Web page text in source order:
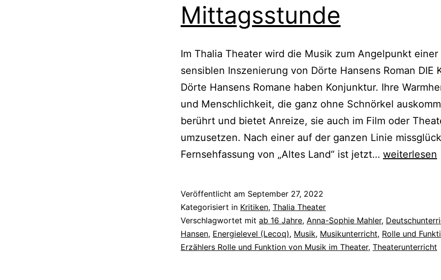
Mittagsstunde
Im Thalia Theater wird die Musik zum Angelpunkt einer
sensiblen Inszenierung von Dörte Hansens Roman DIE
Dörte Hansens Romane haben Konjunktur. Ihre
und Menschlichkeit, die ganz ohne Schnörkel
berührt und bietet Anreize, sie auch im Film oder
umzusetzen. Nach einer auf der ganzen Linie
Fernsehfassung von „Altes Land“ ist jetzt… weiterlesen
Veröffentlicht am September 27, 2022
Kategorisiert in Kritiken, Thalia Theater
Verschlagwortet mit ab 16 Jahre, Anna-Sophie Mahler,
Hansen, Energielevel (Lecoq), Musik, Musikunterricht, Rolle und
Erzählers Rolle und Funktion von Musik im Theater, Theaterunterricht